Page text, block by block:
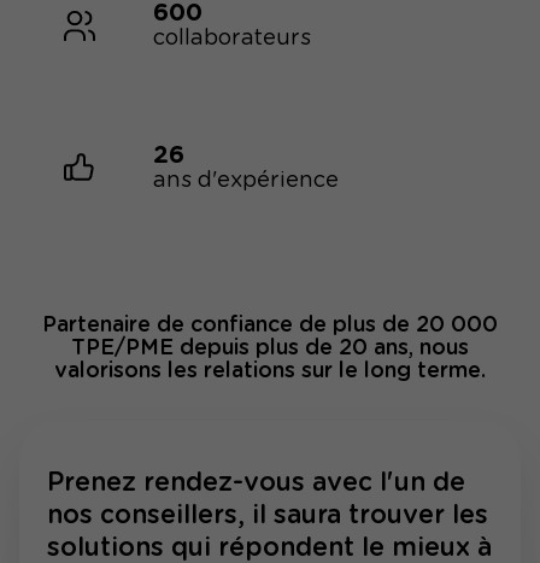
600
collaborateurs
26
ans d'expérience
Partenaire de confiance de plus de 20 000
TPE/PME depuis plus de 20 ans, nous
valorisons les relations sur le long terme.
Prenez rendez-vous avec l'un de
nos conseillers, il saura trouver les
solutions qui répondent le mieux à